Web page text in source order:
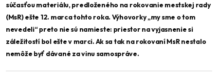
súčasťou materiálu, predloženého na rokovanie mestskej rady
(MsR) ešte 12. marca tohto roka. Výhovorky „my sme o tom
nevedeli“ preto nie sú namieste: priestor na vyjasnenie si
záležitostí bol ešte v marci. Ak sa tak na rokovaní MsR nestalo
nemôže byť dávané za vinu samospráve.